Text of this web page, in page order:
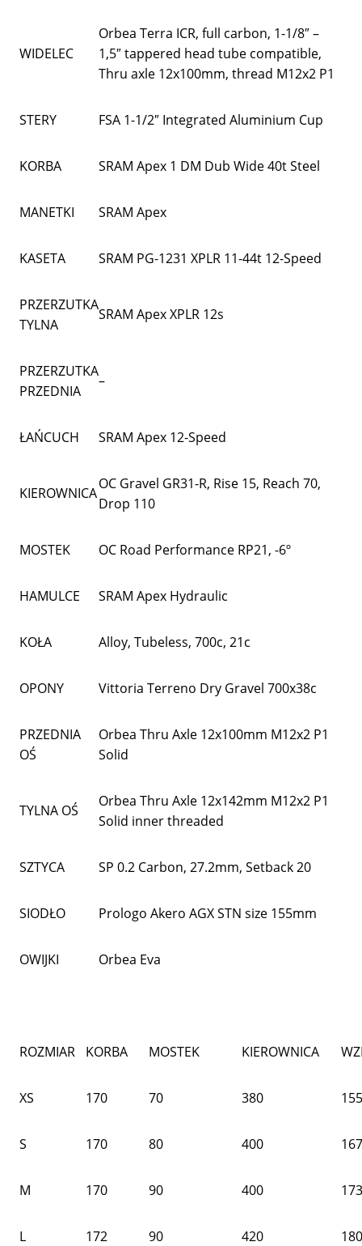
WIDELEC
Orbea Terra ICR, full carbon, 1-1/8″ –
1,5″ tappered head tube compatible,
Thru axle 12x100mm, thread M12x2 P1
STERY FSA 1-1/2″ Integrated Aluminium Cup
KORBA SRAM Apex 1 DM Dub Wide 40t Steel
MANETKI SRAM Apex
KASETA SRAM PG-1231 XPLR 11-44t 12-Speed
PRZERZUTKA
TYLNA
SRAM Apex XPLR 12s
PRZERZUTKA
PRZEDNIA
–
ŁAŃCUCH SRAM Apex 12-Speed
KIEROWNICA
OC Gravel GR31-R, Rise 15, Reach 70,
Drop 110
MOSTEK OC Road Performance RP21, -6º
HAMULCE SRAM Apex Hydraulic
KOŁA Alloy, Tubeless, 700c, 21c
OPONY Vittoria Terreno Dry Gravel 700x38c
PRZEDNIA
OŚ
Orbea Thru Axle 12x100mm M12x2 P1
Solid
TYLNA OŚ
Orbea Thru Axle 12x142mm M12x2 P1
Solid inner threaded
SZTYCA SP 0.2 Carbon, 27.2mm, Setback 20
SIODŁO Prologo Akero AGX STN size 155mm
OWIJKI Orbea Eva
ROZMIAR KORBA MOSTEK KIEROWNICA
XS 170 70 380
S 170 80 400
M 170 90 400
L 172 90 420